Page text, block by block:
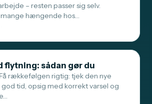
– resten passer sig selv.
hængende hos…
flytning: sådan gør du
rækkefølgen rigtig: tjek den nye
god tid, opsig med korrekt varsel og